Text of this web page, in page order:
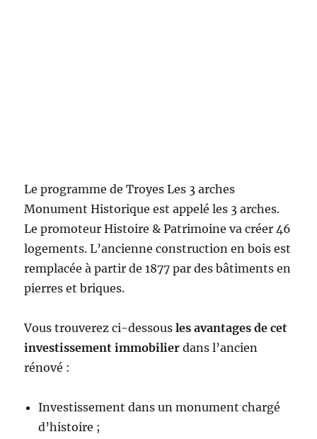
Le programme de Troyes Les 3 arches
Monument Historique est appelé les 3 arches.
Le promoteur Histoire & Patrimoine va créer 46
logements. L’ancienne construction en bois est
remplacée à partir de 1877 par des bâtiments en
pierres et briques.
Vous trouverez ci-dessousles avantages de cet
investissement immobilier dans l’ancien
rénové :
Investissement dans un monument chargé
d’histoire ;